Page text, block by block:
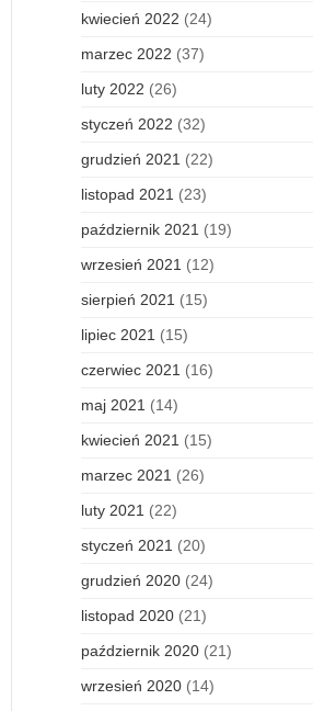
kwiecień 2022 (24)
marzec 2022 (37)
luty 2022 (26)
styczeń 2022 (32)
grudzień 2021 (22)
listopad 2021 (23)
październik 2021 (19)
wrzesień 2021 (12)
sierpień 2021 (15)
lipiec 2021 (15)
czerwiec 2021 (16)
maj 2021 (14)
kwiecień 2021 (15)
marzec 2021 (26)
luty 2021 (22)
styczeń 2021 (20)
grudzień 2020 (24)
listopad 2020 (21)
październik 2020 (21)
wrzesień 2020 (14)